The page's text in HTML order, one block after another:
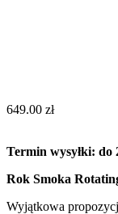
649.00 zł
Termin wysyłki: do
Rok Smoka
Wyjątkowa